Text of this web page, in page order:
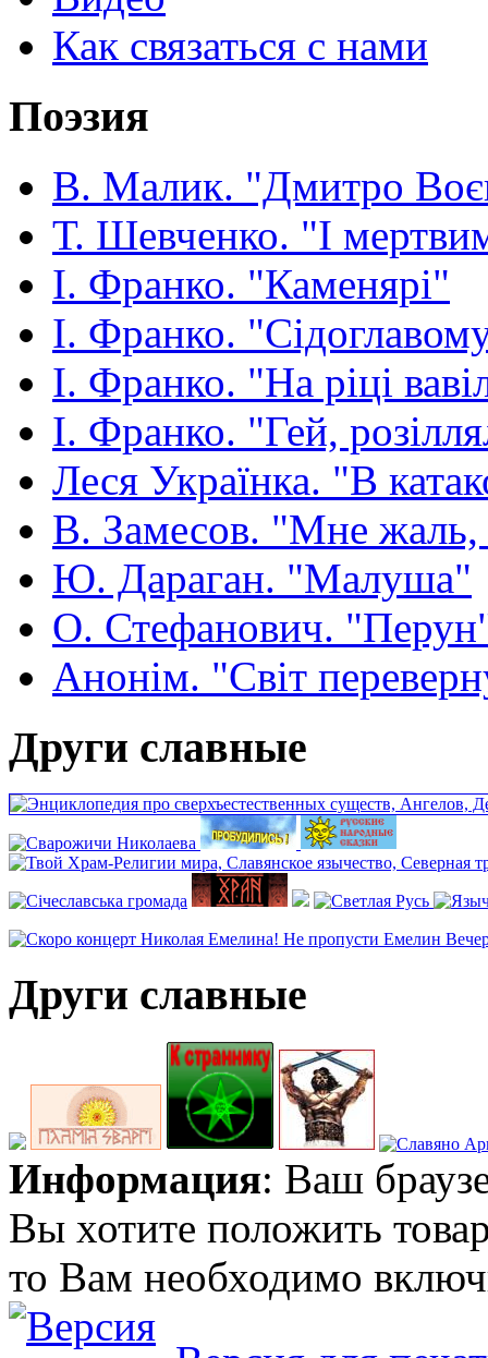
Как связаться с нами
Поэзия
В. Малик. "Дмитро
Т. Шевченко. "І
І. Франко. "Каменярі"
І. Франко.
І. Франко. "На ріці
І. Франко. "Гей,
Леся Українка. "В
В. Замесов. "Мне жаль,
Ю. Дараган. "Малуша"
О. Стефанович.
Анонім. "Світ
Други славные
Други славные
Информация: Ваш
Вы хотите положить
то Вам необходимо